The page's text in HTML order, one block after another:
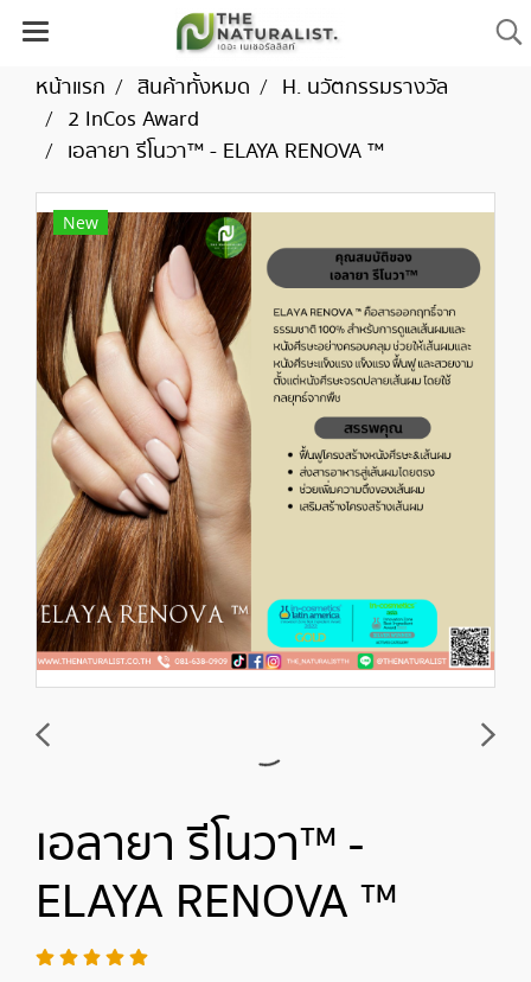
หน้าแรก สินค้าทั้งหมด
H. นวัตกรรมรางวัล
2 InCos Award
เอลายา รีโนวา™ - ELAYA RENOVA ™
New
เอลายา รีโนวา™ -
ELAYA RENOVA ™